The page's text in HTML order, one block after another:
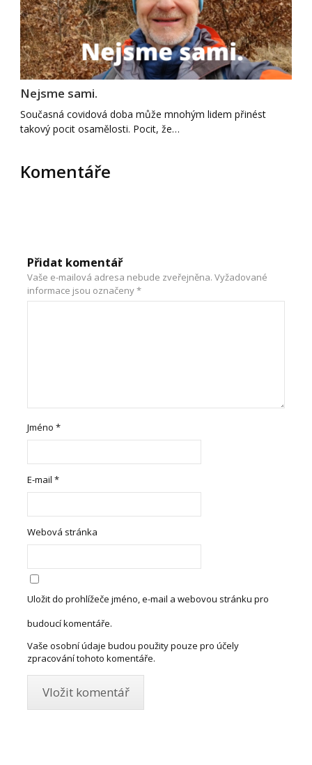
Nejsme sami.
Současná covidová doba může mnohým lidem přinést
takový pocit osamělosti. Pocit, že…
Komentáře
Přidat komentář
Vaše e-mailová adresa nebude zveřejněna. Vyžadované
informace jsou označeny*
Jméno*
E-mail*
Webová stránka
Uložit do prohlížeče jméno, e-mail a webovou stránku pro
budoucí komentáře.
Vaše osobní údaje budou použity pouze pro účely
zpracování tohoto komentáře.